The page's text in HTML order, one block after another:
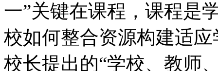
一”关键在课程，课程是
校如何整合资源构建适
校长提出的“学校、教师